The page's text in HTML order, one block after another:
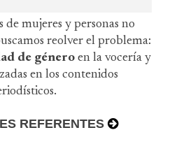
de mujeres y personas no
reolver el problema:
de género en la vocería y
en los contenidos
REFERENTES